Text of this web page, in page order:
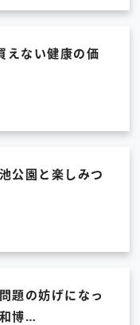
えない健康の価
公園と楽しみつ
題の妨げになっ
博…